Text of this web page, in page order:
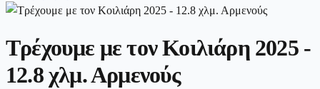
Τρέχουμε με τον Κοιλιάρη 2025 -
12.8 χλμ. Αρμενούς